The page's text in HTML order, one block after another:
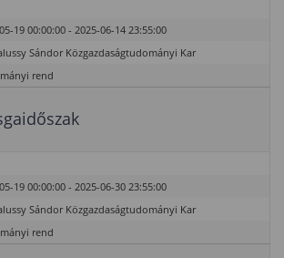
19 00:00:00 - 2025-06-14 23:55:00
Sándor Közgazdaságtudományi Kar
rend
19 00:00:00 - 2025-06-30 23:55:00
Sándor Közgazdaságtudományi Kar
rend